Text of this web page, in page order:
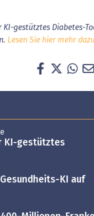
gestütztes Diabetes-
Lesen Sie hier mehr
KI-gestütztes
KI auf